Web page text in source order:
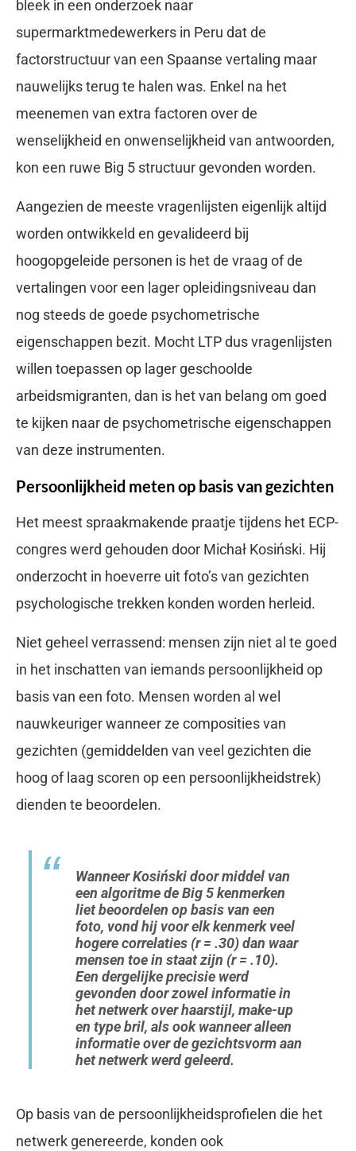
bleek in een onderzoek naar
supermarktmedewerkers in Peru dat de
factorstructuur van een Spaanse vertaling maar
nauwelijks terug te halen was. Enkel na het
meenemen van extra factoren over de
wenselijkheid en onwenselijkheid van antwoorden,
kon een ruwe Big 5 structuur gevonden worden.
Aangezien de meeste vragenlijsten eigenlijk altijd
worden ontwikkeld en gevalideerd bij
hoogopgeleide personen is het de vraag of de
vertalingen voor een lager opleidingsniveau dan
nog steeds de goede psychometrische
eigenschappen bezit. Mocht LTP dus vragenlijsten
willen toepassen op lager geschoolde
arbeidsmigranten, dan is het van belang om goed
te kijken naar de psychometrische eigenschappen
van deze instrumenten.
Persoonlijkheid meten op basis van gezichten
Het meest spraakmakende praatje tijdens het ECP-
congres werd gehouden door Michał Kosiński. Hij
onderzocht in hoeverre uit foto’s van gezichten
psychologische trekken konden worden herleid.
Niet geheel verrassend: mensen zijn niet al te goed
in het inschatten van iemands persoonlijkheid op
basis van een foto. Mensen worden al wel
nauwkeuriger wanneer ze composities van
gezichten (gemiddelden van veel gezichten die
hoog of laag scoren op een persoonlijkheidstrek)
dienden te beoordelen.
Wanneer Kosiński door middel van
een algoritme de Big 5 kenmerken
liet beoordelen op basis van een
foto, vond hij voor elk kenmerk veel
hogere correlaties (r= .30) dan waar
mensen toe in staat zijn (r= .10).
Een dergelijke precisie werd
gevonden door zowel informatie in
het netwerk over haarstijl, make-up
en type bril, als ook wanneer alleen
informatie over de gezichtsvorm aan
het netwerk werd geleerd.
Op basis van de persoonlijkheidsprofielen die het
netwerk genereerde, konden ook